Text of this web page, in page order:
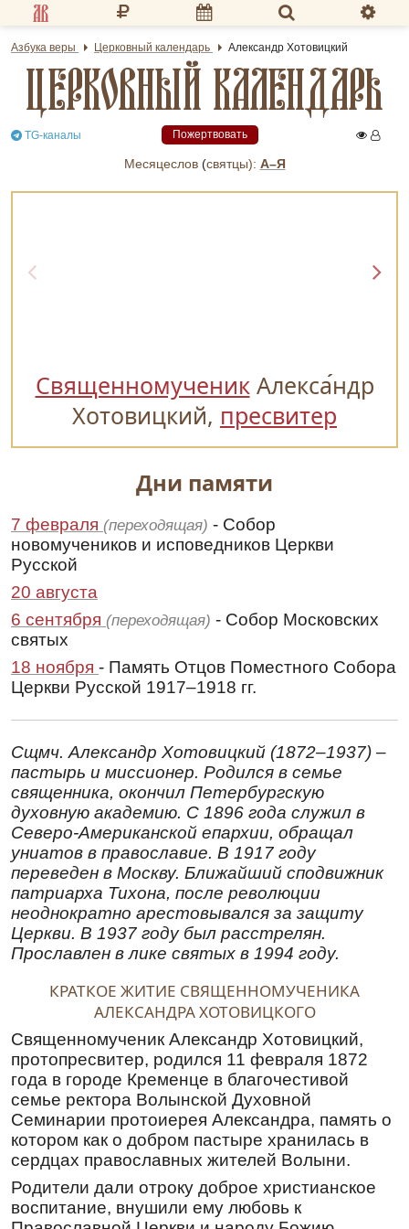
Разделы портала
«Азбука веры»
Гид
Календарь
Медиа
Семья и здоровье
Азбука веры Церковный календарь Александр Хотовицкий
ЦЕРКОВНЫЙ КАЛЕНДАРЬ
TG-каналы Пожертвовать
Месяцеслов(cвятцы): А–Я
СвященномученикАлександр
Хотовицкий, пресвитер
Дни памяти
7 февраля (переходящая) - Собор
новомучеников и исповедников Церкви
Русской
20 августа
6 сентября (переходящая) - Собор Московских
святых
18 ноября - Память Отцов Поместного Собора
Церкви Русской 1917–1918 гг.
Сщмч. Александр Хотовицкий (1872–1937) –
пастырь и миссионер. Родился в семье
священника, окончил Петербургскую
духовную академию. С 1896 года служил в
Северо-Американской епархии, обращал
униатов в православие. В 1917 году
переведен в Москву. Ближайший сподвижник
патриарха Тихона, после революции
неоднократно арестовывался за защиту
Церкви. В 1937 году был расстрелян.
Прославлен в лике святых в 1994 году.
КРАТКОЕ ЖИТИЕ СВЯЩЕННОМУЧЕНИКА
АЛЕКСАНДРА ХОТОВИЦКОГО
Священномученик Александр Хотовицкий,
протопресвитер, родился 11 февраля 1872
года в городе Кременце в благочестивой
семье ректора Волынской Духовной
Семинарии протоиерея Александра, память о
котором как о добром пастыре хранилась в
сердцах православных жителей Волыни.
Родители дали отроку доброе христианское
воспитание, внушили ему любовь к